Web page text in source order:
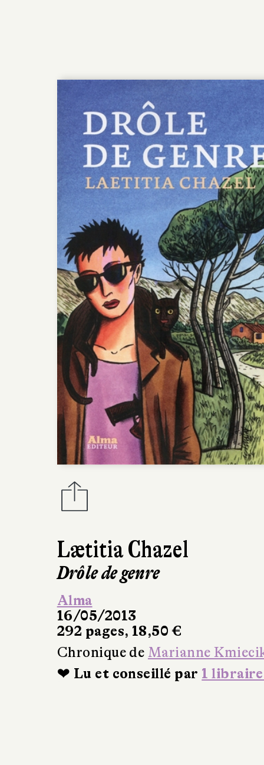
Lætitia Chazel
Drôle de genre
Alma
16/05/2013
292 pages, 18,50 €
Chronique de Marianne
❤ Lu et conseillé par 1